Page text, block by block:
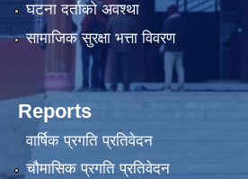
घटना दर्ताको अवश्था
सामाजिक सुरक्षा भत्ता विवरण
Reports
वार्षिक प्रगति प्रतिवेदन
चौमासिक प्रगति प्रतिवेदन